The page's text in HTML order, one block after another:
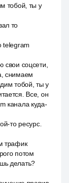
тобой, ты у
то
telegram
свои соцсети,
снимаем
тобой, ты у
Все, он
канала куда-
то ресурс.
трафик
потом
делать?